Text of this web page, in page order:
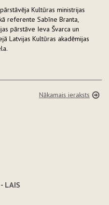
Kultūras ministrijas
referente Sabīne Branta,
pārstāve Ieva Švarca un
Latvijas Kultūras akadēmijas
Nākamais ieraksts
LAIS